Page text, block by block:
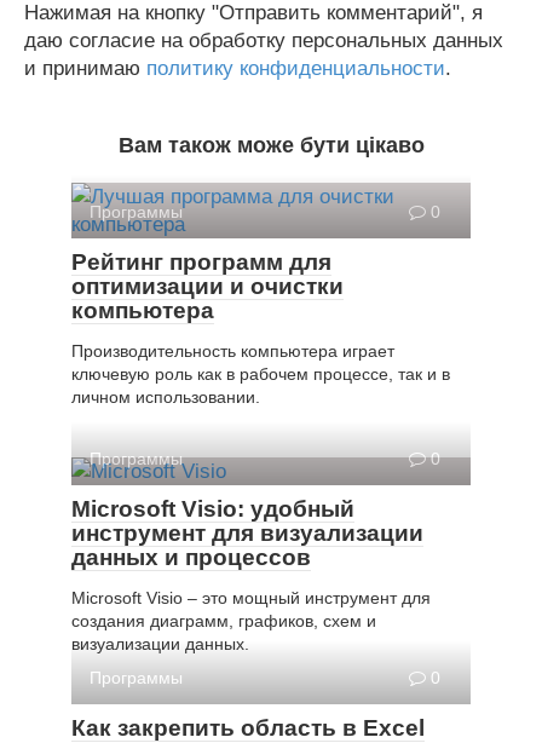
Нажимая на кнопку "Отправить комментарий", я
даю согласие на обработку персональных данных
и принимаю политику конфиденциальности.
Вам також може бути цікаво
Программы 0
Рейтинг программ для
оптимизации и очистки
компьютера
Производительность компьютера играет
ключевую роль как в рабочем процессе, так и в
личном использовании.
Программы 0
Microsoft Visio: удобный
инструмент для визуализации
данных и процессов
Microsoft Visio – это мощный инструмент для
создания диаграмм, графиков, схем и
визуализации данных.
Программы
0
Как закрепить область в Excel